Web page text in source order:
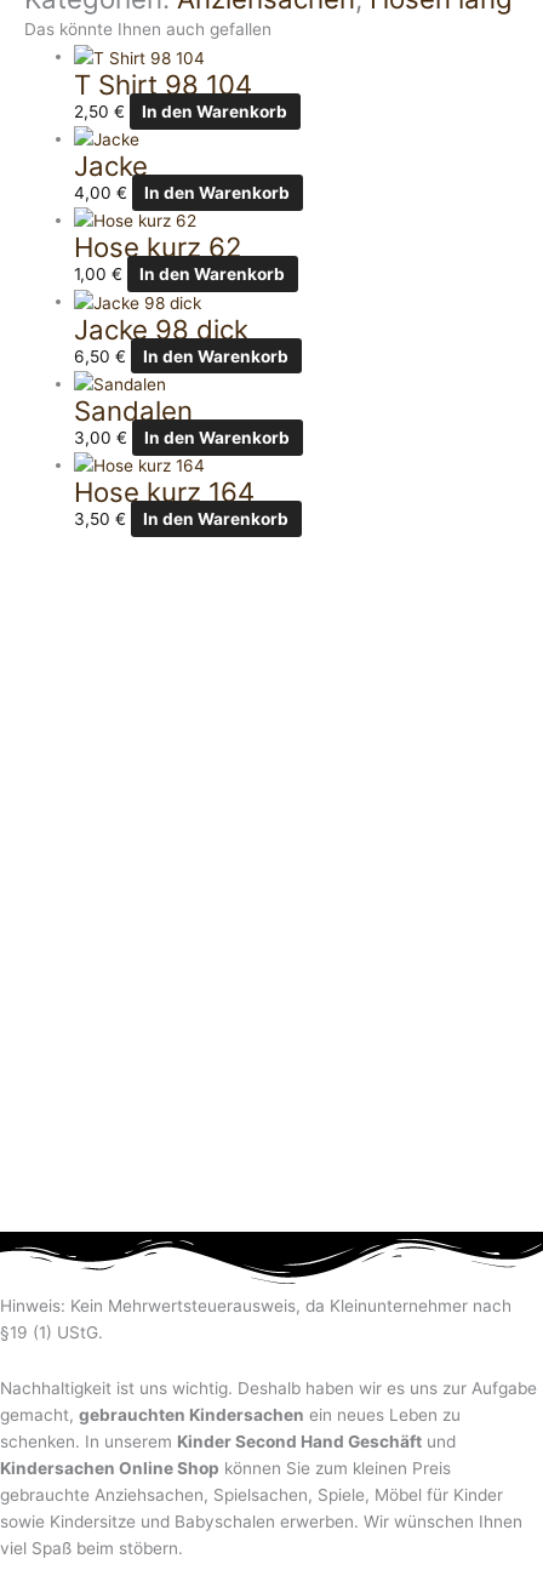
Das könnte Ihnen auch gefallen
T Shirt 98 104
2,50€ In den Warenkorb
Jacke
4,00€ In den Warenkorb
Hose kurz 62
1,00€ In den Warenkorb
Jacke 98 dick
6,50€ In den Warenkorb
Sandalen
3,00€ In den Warenkorb
Hose kurz 164
3,50€ In den Warenkorb
Hinweis: Kein Mehrwertsteuerausweis, da Kleinunternehmer nach
§19 (1) UStG.
Nachhaltigkeit ist uns wichtig. Deshalb haben wir es uns zur Aufgabe
gemacht, gebrauchten Kindersachen ein neues Leben zu
schenken. In unserem Kinder Second Hand Geschäft und
Kindersachen Online Shop können Sie zum kleinen Preis
gebrauchte Anziehsachen, Spiel­sachen, Spiele, Möbel für Kinder
sowie Kindersitze und Babyschalen erwerben. Wir wünschen Ihnen
viel Spaß beim stöbern.